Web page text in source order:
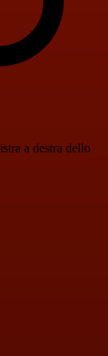
a destra dello